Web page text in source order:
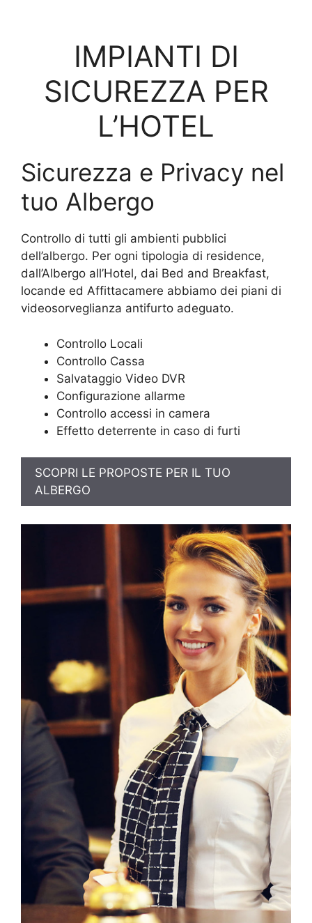
IMPIANTI DI
SICUREZZA PER
L’HOTEL
Sicurezza e Privacy nel
tuo Albergo
Controllo di tutti gli ambienti pubblici
dell’albergo. Per ogni tipologia di residence,
dall’Albergo all’Hotel, dai Bed and Breakfast,
locande ed Affittacamere abbiamo dei piani di
videosorveglianza antifurto adeguato.
Controllo Locali
Controllo Cassa
Salvataggio Video DVR
Configurazione allarme
Controllo accessi in camera
Effetto deterrente in caso di furti
SCOPRI LE PROPOSTE PER IL TUO
ALBERGO